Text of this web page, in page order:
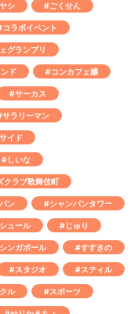
シ #ごくせん
ラボイベント
グランプリ
ド #コンカフェ嬢
#サーカス
サラリーマン
イド
#しいな
クラブ歌舞伎町
ン #シャンパンタワー
ュール #じゅり
ンガポール #すすきの
#スタジオ #スティル
ル #スポーツ